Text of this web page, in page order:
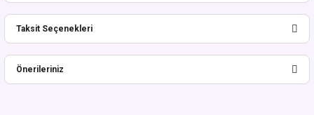
Bu ürüne ilk yorumu siz yapın!
Taksit Seçenekleri
Önerileriniz